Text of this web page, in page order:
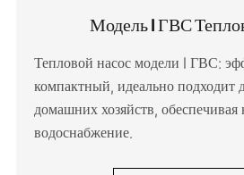
Модель I ГВС
Тепловой насос модели I ГВС:
компактный, идеально подходит
домашних хозяйств, обеспечивая
водоснабжение.